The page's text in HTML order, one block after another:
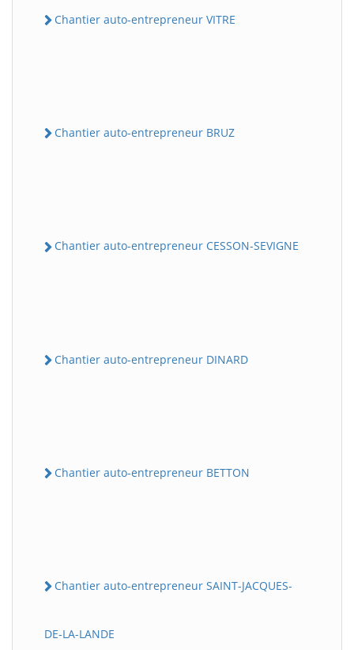
Chantier auto-entrepreneur VITRE
Chantier auto-entrepreneur BRUZ
Chantier auto-entrepreneur CESSON-SEVIGNE
Chantier auto-entrepreneur DINARD
Chantier auto-entrepreneur BETTON
Chantier auto-entrepreneur SAINT-JACQUES-
DE-LA-LANDE